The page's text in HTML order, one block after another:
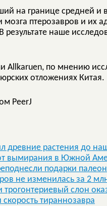
на границе средней
мозга птерозавров и их
В результате наше
по мнению
отложениях Китая.
PeerJ
древние растения до
вымирания в Южной
подарки
не изменилась за 2
слон
тираннозавра